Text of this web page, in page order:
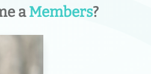
aMembers?